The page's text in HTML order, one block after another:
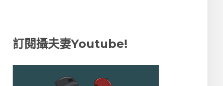
訂閱攝夫妻Youtube!